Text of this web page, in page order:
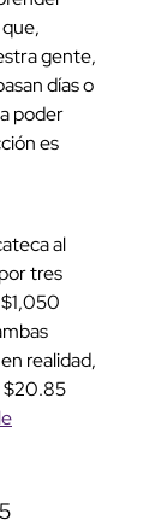
gente,
días o
poder
es
al
tres
realidad,
$20.85